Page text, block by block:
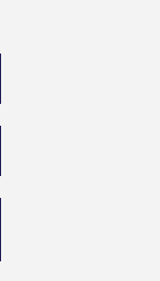
、「Silver」、
ます。